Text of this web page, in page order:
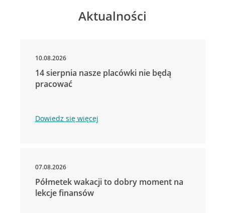
Aktualności
10.08.2026
14 sierpnia nasze placówki nie będą
pracować
Dowiedz się więcej
07.08.2026
Półmetek wakacji to dobry moment na
lekcje finansów